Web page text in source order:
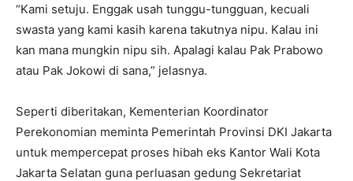
“Kami setuju. Enggak usah tunggu-tungguan, kecuali
swasta yang kami kasih karena takutnya nipu. Kalau ini
kan mana mungkin nipu sih. Apalagi kalau Pak Prabowo
atau Pak Jokowi di sana,” jelasnya.
Seperti diberitakan, Kementerian Koordinator
Perekonomian meminta Pemerintah Provinsi DKI Jakarta
untuk mempercepat proses hibah eks Kantor Wali Kota
Jakarta Selatan guna perluasan gedung Sekretariat